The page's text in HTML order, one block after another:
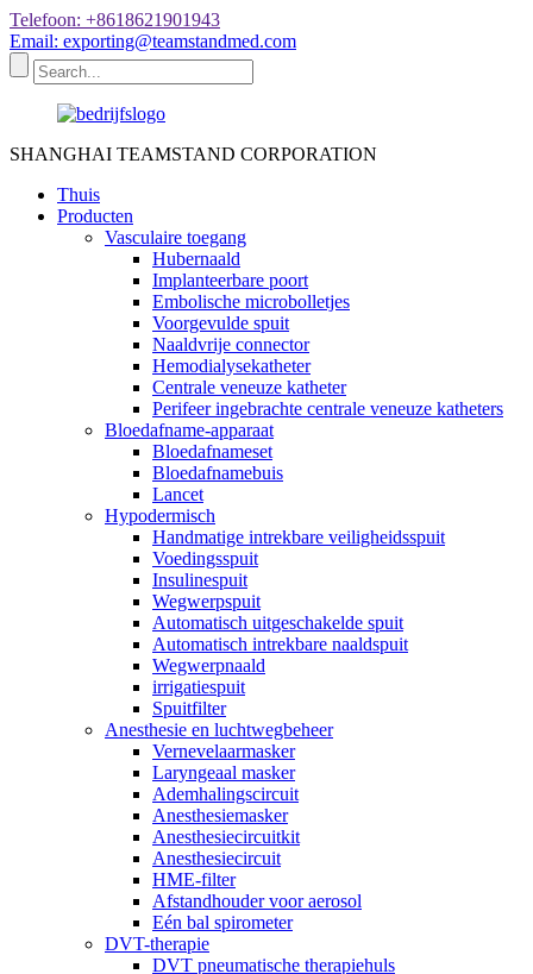
Telefoon: +8618621901943
Email: exporting@teamstandmed.com
SHANGHAI TEAMSTAND CORPORATION
Thuis
Producten
Vasculaire toegang
Hubernaald
Implanteerbare poort
Embolische microbolletjes
Voorgevulde spuit
Naaldvrije connector
Hemodialysekatheter
Centrale veneuze katheter
Perifeer ingebrachte centrale veneuze katheters
Bloedafname-apparaat
Bloedafnameset
Bloedafnamebuis
Lancet
Hypodermisch
Handmatige intrekbare veiligheidsspuit
Voedingsspuit
Insulinespuit
Wegwerpspuit
Automatisch uitgeschakelde spuit
Automatisch intrekbare naaldspuit
Wegwerpnaald
irrigatiespuit
Spuitfilter
Anesthesie en luchtwegbeheer
Vernevelaarmasker
Laryngeaal masker
Ademhalingscircuit
Anesthesiemasker
Anesthesiecircuitkit
Anesthesiecircuit
HME-filter
Afstandhouder voor aerosol
Eén bal spirometer
DVT-therapie
DVT pneumatische therapiehuls